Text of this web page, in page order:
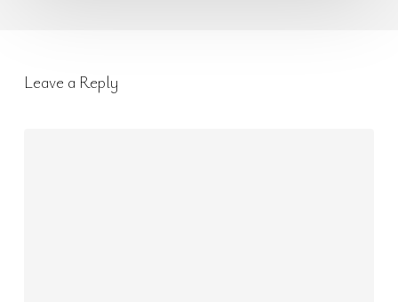
Leave a Reply